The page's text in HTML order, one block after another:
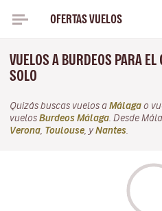
OFERTAS VUELOS
VUELOS A BURDEOS PARA EL
SOLO
Quizás buscas vuelos a Málaga o
vuelos Burdeos Málaga . Desde
Verona Toulouse , y Nantes